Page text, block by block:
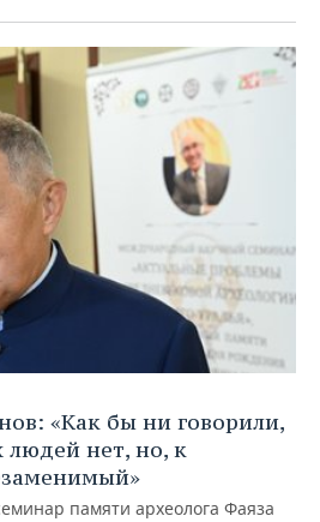
«Как бы ни говорили,
нет, но, к
памяти археолога Фаяза